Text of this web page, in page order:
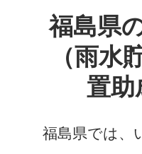
福島県
（雨水
置助
福島県では、